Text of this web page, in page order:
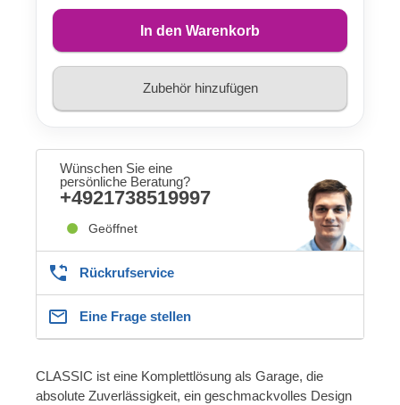
In den Warenkorb
Zubehör hinzufügen
Wünschen Sie eine
persönliche Beratung?
+4921738519997
Geöffnet
Rückrufservice
Eine Frage stellen
CLASSIC ist eine Komplettlösung als Garage, die
absolute Zuverlässigkeit, ein geschmackvolles Design